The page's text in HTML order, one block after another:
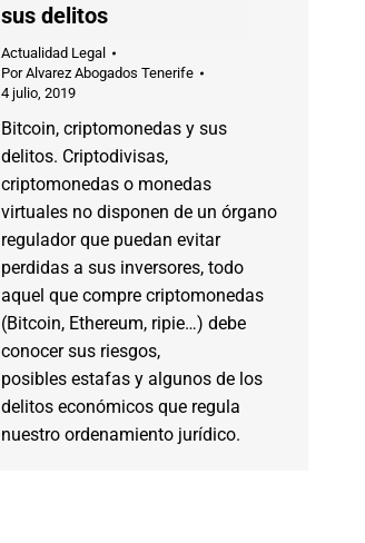
sus delitos
Actualidad Legal
PorAlvarez Abogados Tenerife
4 julio, 2019
Bitcoin, criptomonedas y sus
delitos. Criptodivisas,
criptomonedas o monedas
virtuales no disponen de un órgano
regulador que puedan evitar
perdidas a sus inversores, todo
aquel que compre criptomonedas
(Bitcoin, Ethereum, ripie…) debe
conocer sus riesgos,
posibles estafas y algunos de los
delitos económicos que regula
nuestro ordenamiento jurídico.